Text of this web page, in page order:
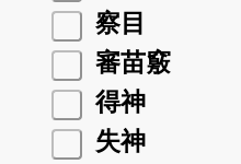
察目
審苗竅
得神
失神